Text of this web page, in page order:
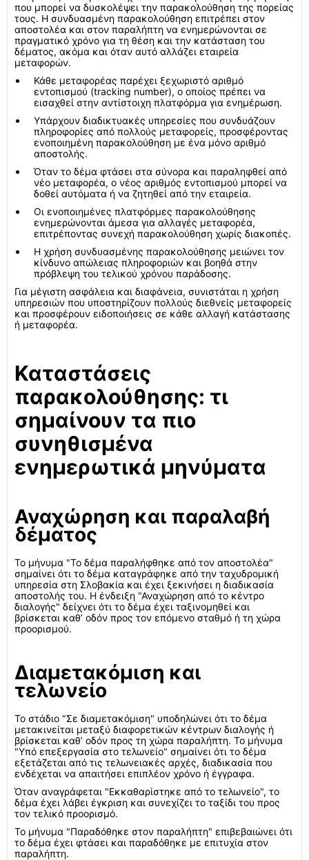
που μπορεί να δυσκολέψει την παρακολούθηση της πορείας
τους. Η συνδυασμένη παρακολούθηση επιτρέπει στον
αποστολέα και στον παραλήπτη να ενημερώνονται σε
πραγματικό χρόνο για τη θέση και την κατάσταση του
δέματος, ακόμα και όταν αυτό αλλάζει εταιρεία
μεταφορών.
Κάθε μεταφορέας παρέχει ξεχωριστό αριθμό
εντοπισμού (tracking number), ο οποίος πρέπει να
εισαχθεί στην αντίστοιχη πλατφόρμα για ενημέρωση.
Υπάρχουν διαδικτυακές υπηρεσίες που συνδυάζουν
πληροφορίες από πολλούς μεταφορείς, προσφέροντας
ενοποιημένη παρακολούθηση με ένα μόνο αριθμό
αποστολής.
Όταν το δέμα φτάσει στα σύνορα και παραληφθεί από
νέο μεταφορέα, ο νέος αριθμός εντοπισμού μπορεί να
δοθεί αυτόματα ή να ζητηθεί από την εταιρεία.
Οι ενοποιημένες πλατφόρμες παρακολούθησης
ενημερώνονται άμεσα για αλλαγές μεταφορέα,
επιτρέποντας συνεχή παρακολούθηση χωρίς διακοπές.
Η χρήση συνδυασμένης παρακολούθησης μειώνει τον
κίνδυνο απώλειας πληροφοριών και βοηθά στην
πρόβλεψη του τελικού χρόνου παράδοσης.
Για μέγιστη ασφάλεια και διαφάνεια, συνιστάται η χρήση
υπηρεσιών που υποστηρίζουν πολλούς διεθνείς μεταφορείς
και προσφέρουν ειδοποιήσεις σε κάθε αλλαγή κατάστασης
ή μεταφορέα.
Καταστάσεις
παρακολούθησης: τι
σημαίνουν τα πιο
συνηθισμένα
ενημερωτικά μηνύματα
Αναχώρηση και παραλαβή
δέματος
Το μήνυμα "Το δέμα παραλήφθηκε από τον αποστολέα"
σημαίνει ότι το δέμα καταγράφηκε από την ταχυδρομική
υπηρεσία στη Σλοβακία και έχει ξεκινήσει η διαδικασία
αποστολής του. Η ένδειξη "Αναχώρηση από το κέντρο
διαλογής" δείχνει ότι το δέμα έχει ταξινομηθεί και
βρίσκεται καθ’ οδόν προς τον επόμενο σταθμό ή τη χώρα
προορισμού.
Διαμετακόμιση και
τελωνείο
Το στάδιο "Σε διαμετακόμιση" υποδηλώνει ότι το δέμα
μετακινείται μεταξύ διαφορετικών κέντρων διαλογής ή
βρίσκεται καθ’ οδόν προς τη χώρα παραλήπτη. Το μήνυμα
"Υπό επεξεργασία στο τελωνείο" σημαίνει ότι το δέμα
εξετάζεται από τις τελωνειακές αρχές, διαδικασία που
ενδέχεται να απαιτήσει επιπλέον χρόνο ή έγγραφα.
Όταν αναγράφεται "Εκκαθαρίστηκε από το τελωνείο", το
δέμα έχει λάβει έγκριση και συνεχίζει το ταξίδι του προς
τον τελικό προορισμό.
Το μήνυμα "Παραδόθηκε στον παραλήπτη" επιβεβαιώνει ότι
το δέμα έχει φτάσει και παραδόθηκε με επιτυχία στον
παραλήπτη.